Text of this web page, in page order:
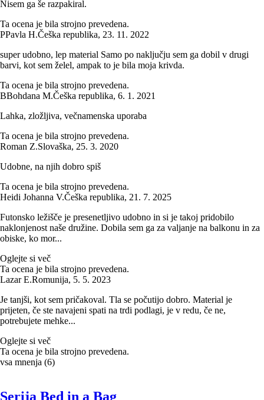
Nisem ga še razpakiral.
Ta ocena je bila strojno prevedena.
PPavla H.Češka republika, 23. 11. 2022
super udobno, lep material Samo po naključju sem ga dobil v drugi
barvi, kot sem želel, ampak to je bila moja krivda.
Ta ocena je bila strojno prevedena.
BBohdana M.Češka republika, 6. 1. 2021
Lahka, zložljiva, večnamenska uporaba
Ta ocena je bila strojno prevedena.
Roman Z.Slovaška, 25. 3. 2020
Udobne, na njih dobro spiš
Ta ocena je bila strojno prevedena.
Heidi Johanna V.Češka republika, 21. 7. 2025
Futonsko ležišče je presenetljivo udobno in si je takoj pridobilo
naklonjenost naše družine. Dobila sem ga za valjanje na balkonu in za
obiske, ko mor...
Oglejte si več
Ta ocena je bila strojno prevedena.
Lazar E.Romunija, 5. 5. 2023
Je tanjši, kot sem pričakoval. Tla se počutijo dobro. Material je
prijeten, če ste navajeni spati na trdi podlagi, je v redu, če ne,
potrebujete mehke...
Oglejte si več
Ta ocena je bila strojno prevedena.
vsa mnenja (6)
Serija Bed in a Bag